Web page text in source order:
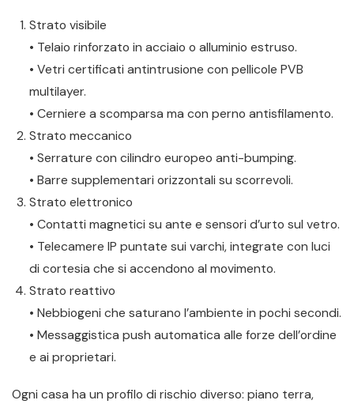
Strato visibile
• Telaio rinforzato in acciaio o alluminio estruso.
• Vetri certificati antintrusione con pellicole PVB
multilayer.
• Cerniere a scomparsa ma con perno antisfilamento.
Strato meccanico
• Serrature con cilindro europeo anti-bumping.
• Barre supplementari orizzontali su scorrevoli.
Strato elettronico
• Contatti magnetici su ante e sensori d’urto sul vetro.
• Telecamere IP puntate sui varchi, integrate con luci
di cortesia che si accendono al movimento.
Strato reattivo
• Nebbiogeni che saturano l’ambiente in pochi secondi.
• Messaggistica push automatica alle forze dell’ordine
e ai proprietari.
Ogni casa ha un profilo di rischio diverso: piano terra,